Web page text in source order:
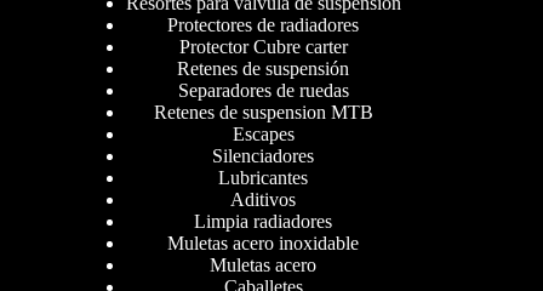
Protectores de radiadores
Protector Cubre carter
Retenes de suspensión
Separadores de ruedas
Retenes de suspension MTB
Escapes
Silenciadores
Lubricantes
Aditivos
Limpia radiadores
Muletas acero inoxidable
Muletas acero
Caballetes